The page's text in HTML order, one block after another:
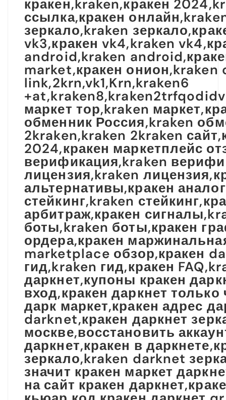
кракен,kraken,кракен
ссылка,кракен
зеркало,kraken
vk3,кракен vk4,kraken
android,kraken
market,кракен
link,2krn,vk1,Krn,kraken6
маркет тор,kraken
обменник Россия,kraken
2kraken,kraken 2kraken
2024,кракен маркетплейс
верификация,kraken
лицензия,kraken
альтернативы,кракен
стейкинг,kraken
арбитраж,кракен
боты,kraken боты,кракен
ордера,кракен
marketplace обзор,кракен
гид,kraken гид,кракен
даркнет,купоны кракен
вход,кракен даркнет только
дарк маркет,кракен адрес
darknet,кракен даркнет
москве,восстановить
даркнет,кракен в
зеркало,kraken darknet
значит кракен маркет
на сайт кракен